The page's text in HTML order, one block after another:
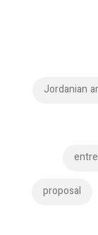
Jordanian
proposal